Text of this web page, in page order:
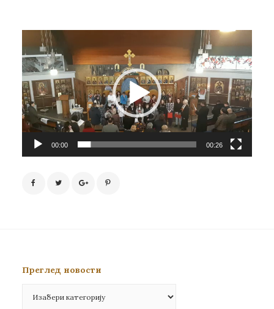
Прегледач
видео
записа
00:00 00:26
Преглед новости
новости